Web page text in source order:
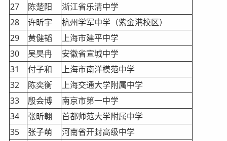
27
陈楚阳
浙江省乐清中学
28
许昕宇
杭州学军中学（紫金港校区）
29
黄健韬
上海市建平中学
30
吴昊冉
安徽省宣城中学
31
付子和
上海市南洋模范中学
32
陈奕衡
上海交通大学附属中学
33
殷会博
南京市第一中学
34
张昕翱
首都师范大学附属中学
35
张子萌
河南省开封高级中学